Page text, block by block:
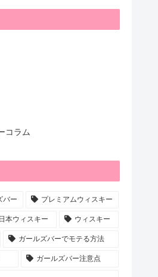
コラム
バー プレミアムウィスキー
日本ウィスキー ウィスキー
ガールズバーでモテる方法
ガールズバー注意点